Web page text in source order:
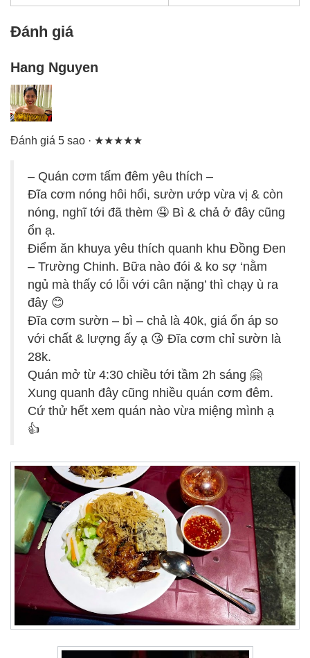
Đánh giá
Hang Nguyen
Đánh giá 5 sao · ★★★★★
– Quán cơm tấm đêm yêu thích –
Đĩa cơm nóng hôi hổi, sườn ướp vừa vị & còn
nóng, nghĩ tới đã thèm 🤤 Bì & chả ở đây cũng
ổn ạ.
Điểm ăn khuya yêu thích quanh khu Đồng Đen
– Trường Chinh. Bữa nào đói & ko sợ ‘nằm
ngủ mà thấy có lỗi với cân nặng’ thì chạy ù ra
đây 😊
Đĩa cơm sườn – bì – chả là 40k, giá ổn áp so
với chất & lượng ấy ạ 😘 Đĩa cơm chỉ sườn là
28k.
Quán mở từ 4:30 chiều tới tầm 2h sáng 🤗
Xung quanh đây cũng nhiều quán cơm đêm.
Cứ thử hết xem quán nào vừa miệng mình ạ
👍